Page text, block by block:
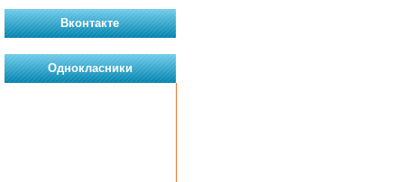
Вконтакте
Однокласники